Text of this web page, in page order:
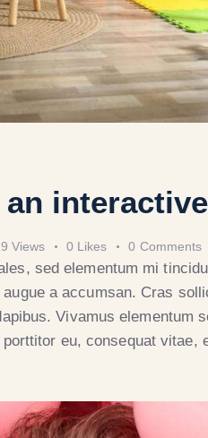
Views 0 Likes 0 Comments
sed elementum mi
a accumsan. Cras
Vivamus elementum
eu, consequat vitae,